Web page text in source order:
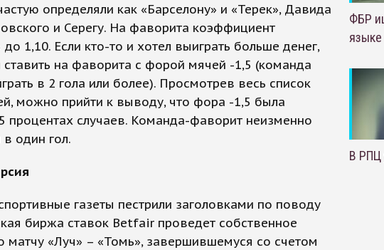
определяли как «Барселону» и «Терек», Давида
и Серегу. На фаворита коэффициент
до 1,10. Если кто-то и хотел выиграть больше денег,
на фаворита с форой мячей -1,5 (команда
в 2 гола или более). Просмотрев весь список
можно прийти к выводу, что фора -1,5 была
процентах случаев. Команда-фаворит неизменно
один гол.
газеты пестрили заголовками по поводу
биржа ставок Betfair проведет собственное
матчу «Луч» – «Томь», завершившемуся со счетом
ФБР
языке
В РПЦ